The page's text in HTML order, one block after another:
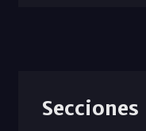
Secciones